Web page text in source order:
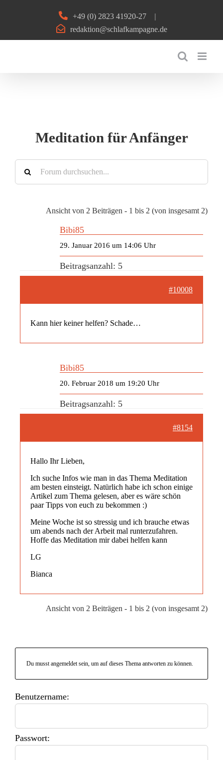
+49 (0) 2823 41920-27
|
redaktion@schlafkampagne.de
Meditation für Anfänger
Ansicht von 2 Beiträgen - 1 bis 2 (von insgesamt 2)
Bibi85
29. Januar 2016 um 14:06 Uhr
Beitragsanzahl: 5
#10008
Kann hier keiner helfen? Schade…
Bibi85
20. Februar 2018 um 19:20 Uhr
Beitragsanzahl: 5
#8154
Hallo Ihr Lieben,
Ich suche Infos wie man in das Thema Meditation
am besten einsteigt. Natürlich habe ich schon einige
Artikel zum Thema gelesen, aber es wäre schön
paar Tipps von euch zu bekommen :)
Meine Woche ist so stressig und ich brauche etwas
um abends nach der Arbeit mal runterzufahren.
Hoffe das Meditation mir dabei helfen kann
LG
Bianca
Ansicht von 2 Beiträgen - 1 bis 2 (von insgesamt 2)
Du musst angemeldet sein, um auf dieses Thema antworten zu können.
Benutzername:
Passwort: